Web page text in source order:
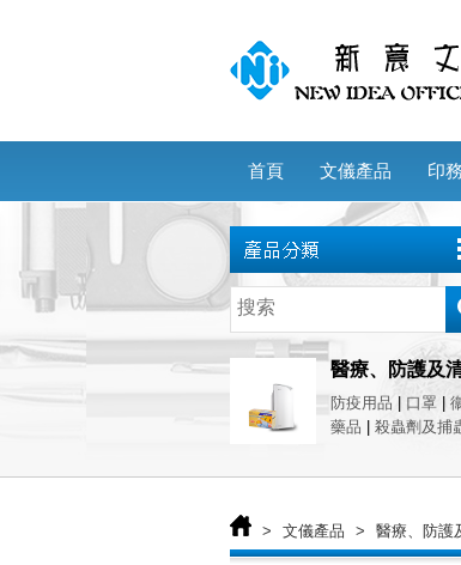
首頁 文儀產品 印
醫療、防護及
防疫用品 口罩
藥品
殺蟲劑及捕
> 文儀產品 > 醫療、防護